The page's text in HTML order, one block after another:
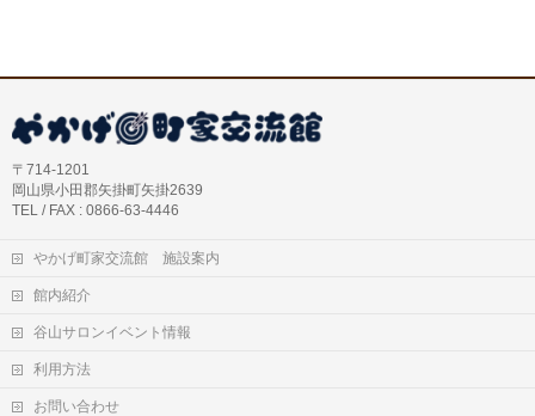
〒714-1201
岡山県小田郡矢掛町矢掛2639
TEL / FAX : 0866-63-4446
やかげ町家交流館 施設案内
館内紹介
谷山サロンイベント情報
利用方法
お問い合わせ